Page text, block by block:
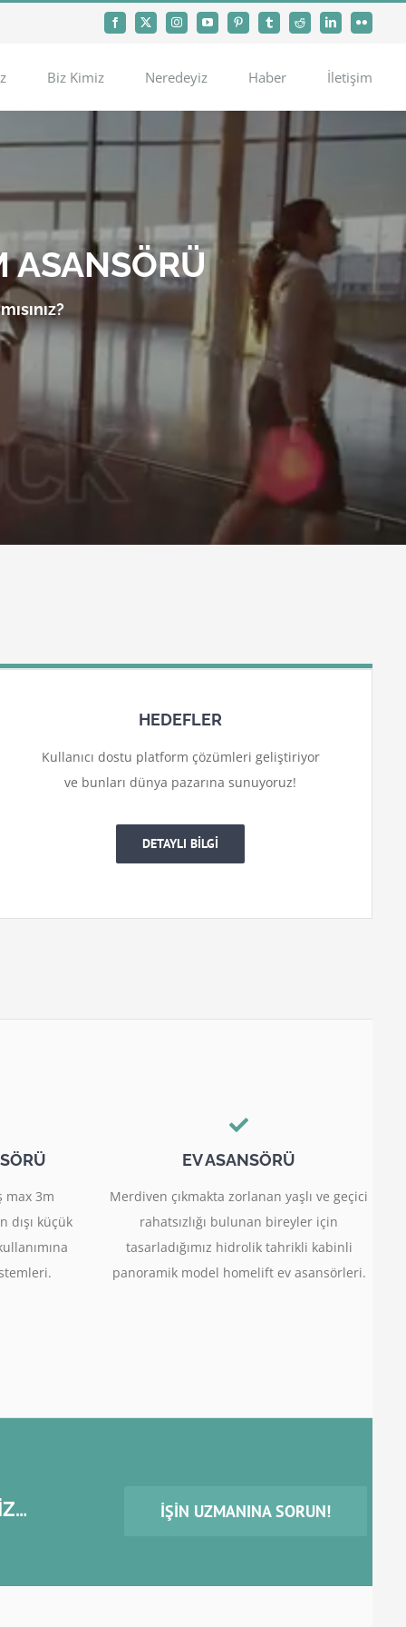
Facebook
X InstagramYouTubePinterestTumblrReddit LinkedInFlickr
Biz Kimiz Neredeyiz Haber İletişim
ASANSÖRÜ
HEDEFLER
Kullanıcı dostu platform çözümleri geliştiriyor
ve bunları dünya pazarına sunuyoruz!
DETAYLI BİLGİ
max 3m
dışı küçük
EV ASANSÖRÜ
Merdiven çıkmakta zorlanan yaşlı ve geçici
rahatsızlığı bulunan bireyler için
tasarladığımız hidrolik tahrikli kabinli
panoramik model homelift ev asansörleri.
İŞIN UZMANINA SORUN!